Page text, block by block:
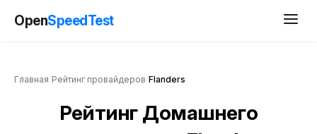
OpenSpeedTest
Главная Рейтинг провайдеров Flanders
Рейтинг Домашнего